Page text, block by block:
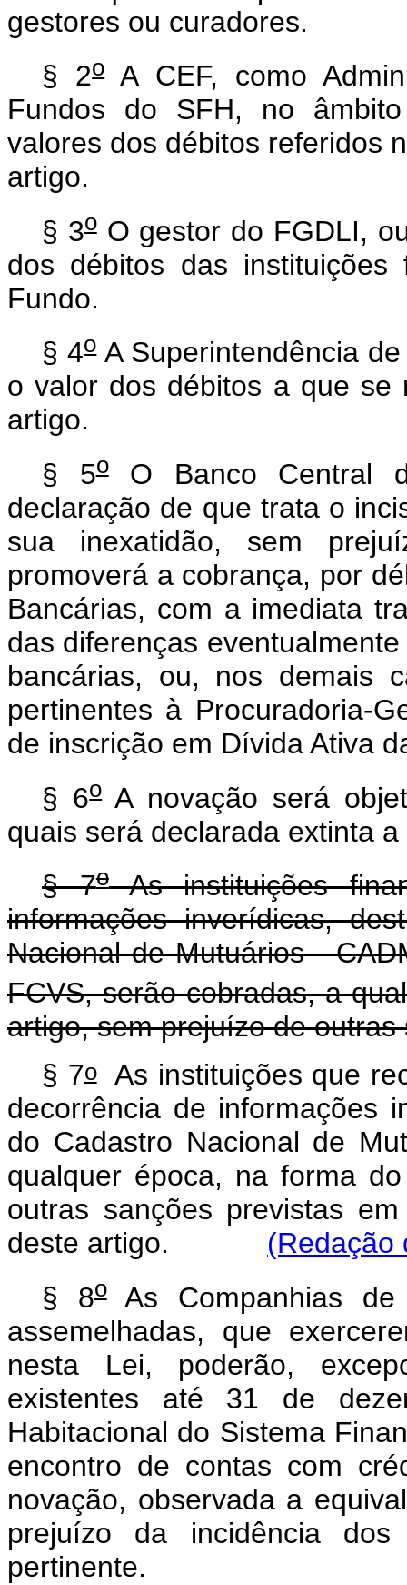
gestores ou curadores.
§ 2oA CEF, como
Fundos do SFH, no
valores dos débitos referidos
artigo.
§ 3oO gestor do FGDLI,
dos débitos das
Fundo.
§ 4oA Superintendência
o valor dos débitos a que
artigo.
§ 5oO Banco Central
declaração de que trata o
sua inexatidão, sem
promoverá a cobrança, por
Bancárias, com a imediata
das diferenças
bancárias, ou, nos demais
pertinentes à Procuradoria-
de inscrição em Dívida Ativa
§ 6oA novação será
quais será declarada extinta
§ 7oAs instituições
informações inverídicas,
Nacional de Mutuários -
FCVS, serão cobradas, a
artigo, sem prejuízo de
§ 7oAs instituições que
decorrência de informações
do Cadastro Nacional de
qualquer época, na forma
outras sanções previstas
deste artigo. (Redação
§ 8oAs Companhias de
assemelhadas, que
nesta Lei, poderão,
existentes até 31 de
Habitacional do Sistema
encontro de contas com
novação, observada a
prejuízo da incidência dos
pertinente.